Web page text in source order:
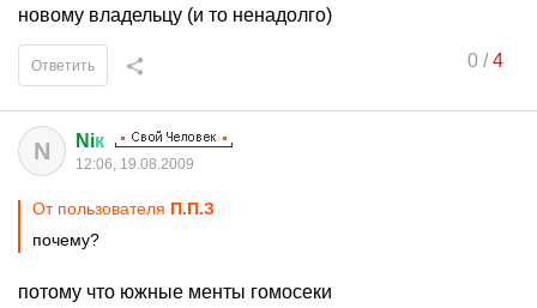
новому владельцу (и то ненадолго)
0/4
Ответить
N Niк
12:06, 19.08.2009
От пользователя П.П.З
почему?
потому что южные менты гомосеки